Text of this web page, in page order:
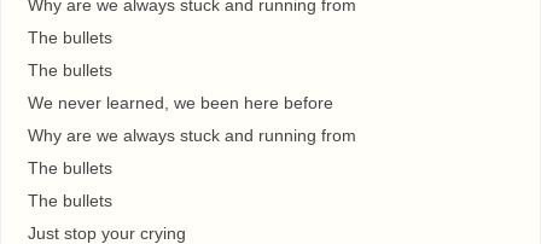
Why are we always stuck and running from
The bullets
The bullets
We never learned, we been here before
Why are we always stuck and running from
The bullets
The bullets
Just stop your crying